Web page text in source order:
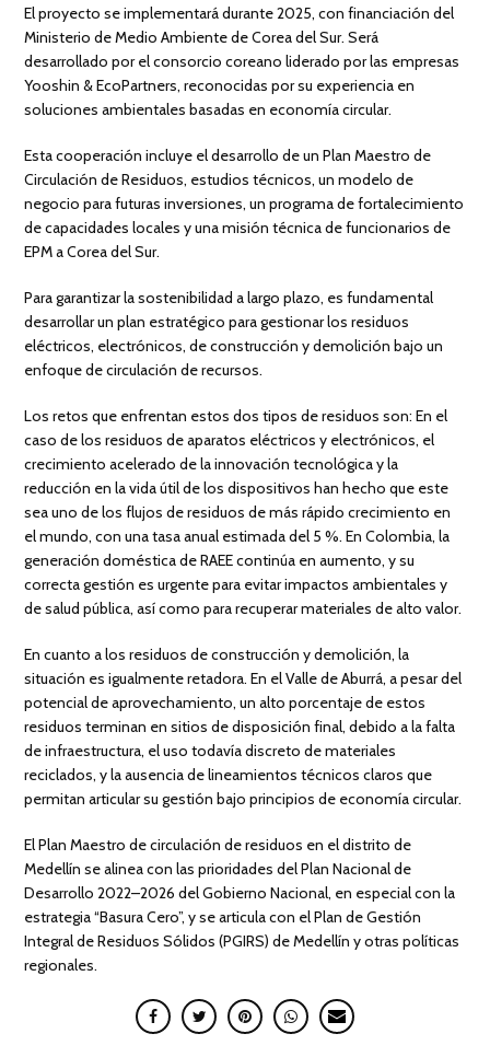
El proyecto se implementará durante 2025, con financiación del
Ministerio de Medio Ambiente de Corea del Sur. Será
desarrollado por el consorcio coreano liderado por las empresas
Yooshin & EcoPartners, reconocidas por su experiencia en
soluciones ambientales basadas en economía circular.
Esta cooperación incluye el desarrollo de un Plan Maestro de
Circulación de Residuos, estudios técnicos, un modelo de
negocio para futuras inversiones, un programa de fortalecimiento
de capacidades locales y una misión técnica de funcionarios de
EPM a Corea del Sur.
Para garantizar la sostenibilidad a largo plazo, es fundamental
desarrollar un plan estratégico para gestionar los residuos
eléctricos, electrónicos, de construcción y demolición bajo un
enfoque de circulación de recursos.
Los retos que enfrentan estos dos tipos de residuos son: En el
caso de los residuos de aparatos eléctricos y electrónicos, el
crecimiento acelerado de la innovación tecnológica y la
reducción en la vida útil de los dispositivos han hecho que este
sea uno de los flujos de residuos de más rápido crecimiento en
el mundo, con una tasa anual estimada del 5 %. En Colombia, la
generación doméstica de RAEE continúa en aumento, y su
correcta gestión es urgente para evitar impactos ambientales y
de salud pública, así como para recuperar materiales de alto valor.
En cuanto a los residuos de construcción y demolición, la
situación es igualmente retadora. En el Valle de Aburrá, a pesar del
potencial de aprovechamiento, un alto porcentaje de estos
residuos terminan en sitios de disposición final, debido a la falta
de infraestructura, el uso todavía discreto de materiales
reciclados, y la ausencia de lineamientos técnicos claros que
permitan articular su gestión bajo principios de economía circular.
El Plan Maestro de circulación de residuos en el distrito de
Medellín se alinea con las prioridades del Plan Nacional de
Desarrollo 2022–2026 del Gobierno Nacional, en especial con la
estrategia “Basura Cero”, y se articula con el Plan de Gestión
Integral de Residuos Sólidos (PGIRS) de Medellín y otras políticas
regionales.